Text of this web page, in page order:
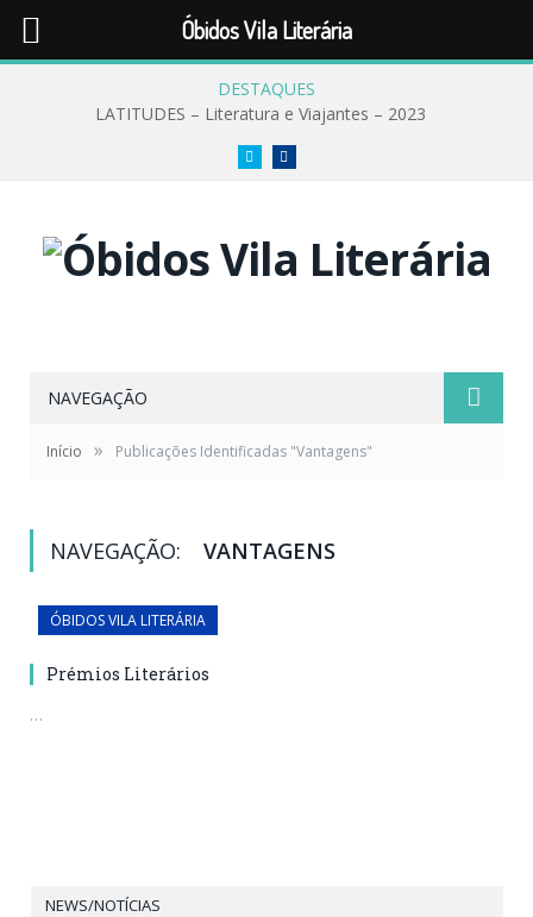
DESTAQUES
LATITUDES – Literatura e Viajantes – 2023
Twitter
NAVEGAÇÃO
Início » Publicações Identificadas "Vantagens"
NAVEGAÇÃO: VANTAGENS
ÓBIDOS VILA LITERÁRIA
Prémios Literários
…
NEWS/NOTÍCIAS
Óbidos Vila Literária